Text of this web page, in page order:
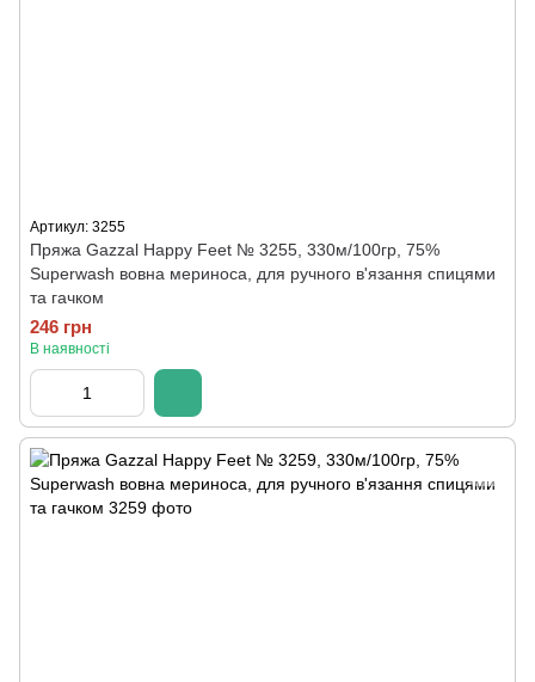
Артикул: 3255
Пряжа Gazzal Happy Feet № 3255, 330м/100гр, 75%
Superwash вовна мериноса, для ручного в'язання спицями
та гачком
246 грн
В наявності